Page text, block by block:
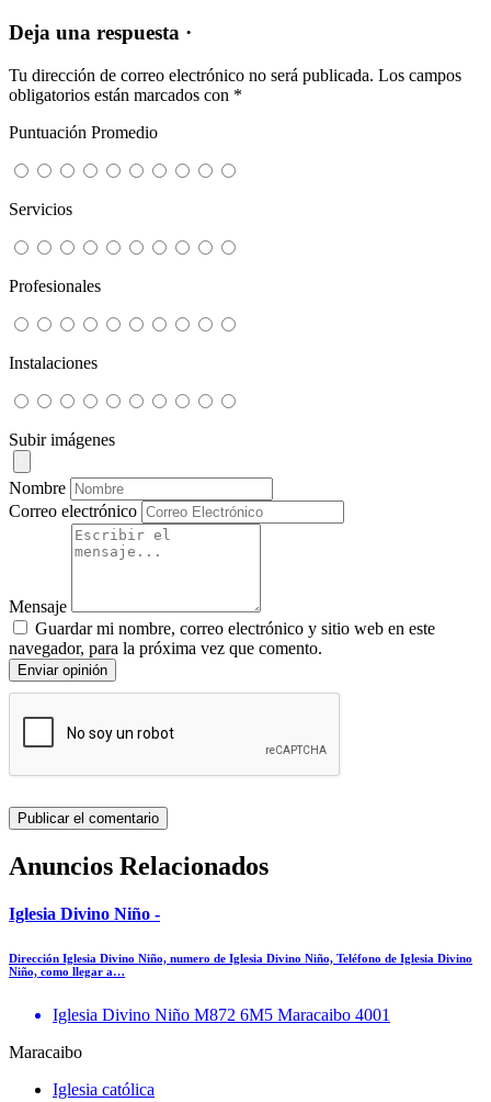
Deja una respuesta ·
Tu dirección de correo electrónico no será publicada. Los campos
obligatorios están marcados con *
Puntuación Promedio
Servicios
Profesionales
Instalaciones
Subir imágenes
Nombre
Correo electrónico
Mensaje
Guardar mi nombre, correo electrónico y sitio web en este
navegador, para la próxima vez que comento.
Enviar opinión
Anuncios Relacionados
Iglesia Divino Niño -
Dirección Iglesia Divino Niño, numero de Iglesia Divino Niño, Teléfono de Iglesia Divino
Niño, como llegar a…
Iglesia Divino Niño M872 6M5 Maracaibo 4001
Maracaibo
Iglesia católica